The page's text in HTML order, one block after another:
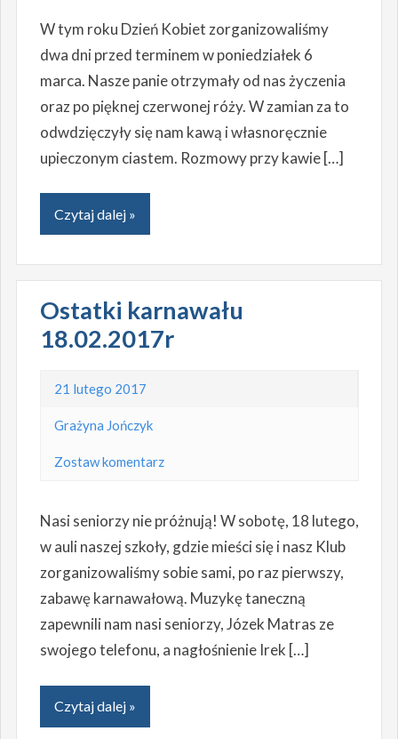
W tym roku Dzień Kobiet zorganizowaliśmy
dwa dni przed terminem w poniedziałek 6
marca. Nasze panie otrzymały od nas życzenia
oraz po pięknej czerwonej róży. W zamian za to
odwdzięczyły się nam kawą i własnoręcznie
upieczonym ciastem. Rozmowy przy kawie […]
Czytaj dalej »
Ostatki karnawału
18.02.2017r
21 lutego 2017
Grażyna Jończyk
Zostaw komentarz
Nasi seniorzy nie próżnują! W sobotę, 18 lutego,
w auli naszej szkoły, gdzie mieści się i nasz Klub
zorganizowaliśmy sobie sami, po raz pierwszy,
zabawę karnawałową. Muzykę taneczną
zapewnili nam nasi seniorzy, Józek Matras ze
swojego telefonu, a nagłośnienie Irek […]
Czytaj dalej »